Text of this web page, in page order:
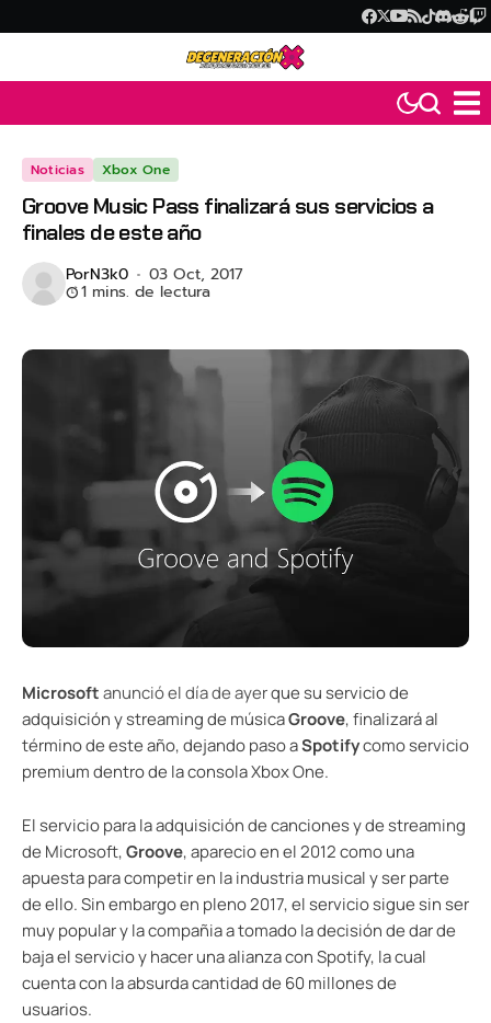
Noticias Xbox One
Groove Music Pass finalizará sus servicios a
finales de este año
PorN3k0 03 Oct, 2017
1 mins. de lectura
Microsoftanunció el día de ayerque su servicio de
adquisición y streaming de músicaGroove, finalizará al
término de este año, dejando paso aSpotifycomo servicio
premium dentro de la consola Xbox One.
El servicio para la adquisición de canciones y de streaming
de Microsoft,Groove, aparecio en el 2012 como una
apuesta para competir en la industria musical y ser parte
de ello. Sin embargo en pleno 2017, el servicio sigue sin ser
muy popular y la compañia a tomado la decisión de dar de
baja el servicio y hacer una alianza con Spotify, la cual
cuenta con la absurda cantidad de 60 millones de
usuarios.